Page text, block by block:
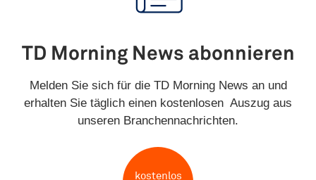
TD Morning News abonnieren
Melden Sie sich für die TD Morning News an und
erhalten Sie täglich einen kostenlosen Auszug aus
unseren Branchennachrichten.
kostenlos